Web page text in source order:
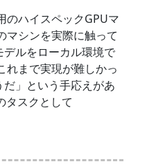
のハイスペックGPUマ
マシンを実際に触って
ルをローカル環境で
れまで実現が難しかっ
」という手応えがあ
タスクとして